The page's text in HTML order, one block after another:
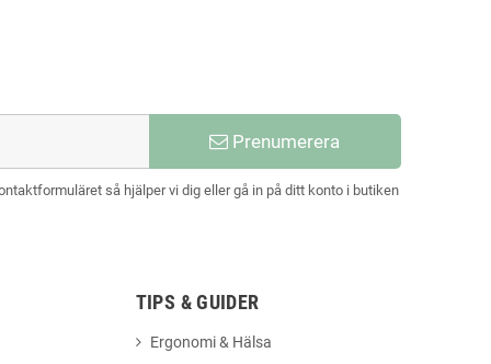
Prenumerera
så hjälper vi dig eller gå in på ditt konto i butiken
TIPS & GUIDER
Ergonomi & Hälsa